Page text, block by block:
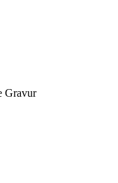
Gravur